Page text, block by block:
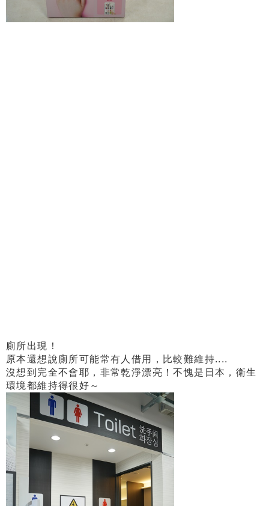
廁所出現！
原本還想說廁所可能常有人借用，比較難維持....
沒想到完全不會耶，非常乾淨漂亮！不愧是日本，衛生
環境都維持得很好～